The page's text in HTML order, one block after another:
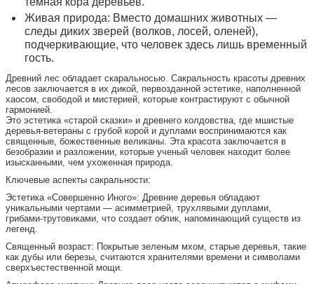
Живая природа: Вместо домашних животных —
следы диких зверей (волков, лосей, оленей),
подчеркивающие, что человек здесь лишь временный
гость.
Древний лес обладает скаральносью. Сакральность красоты древних
лесов заключается в их дикой, первозданной эстетике, наполненной
хаосом, свободой и мистерией, которые контрастируют с обычной
гармонией.
Это эстетика «старой сказки» и древнего колдовства, где мшистые
деревья-ветераны с грубой корой и дуплами воспринимаются как
священные, божественные великаны. Эта красота заключается в
безобразии и разложении, которые ученый человек находит более
изысканными, чем ухоженная природа.
Ключевые аспекты сакральности:
Эстетика «Совершенно Иного»: Древние деревья обладают
уникальными чертами — асимметрией, трухлявыми дуплами,
грибами-трутовиками, что создает облик, напоминающий существ из
легенд.
Священный возраст: Покрытые зеленым мхом, старые деревья, такие
как дубы или березы, считаются хранителями времени и символами
сверхъестественной мощи.